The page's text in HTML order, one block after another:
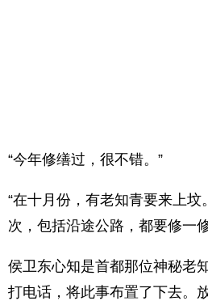
“今年修缮过，很不错。”
“在十月份，有老知青要来上
次，包括沿途公路，都要修一
侯卫东心知是首都那位神秘老
打电话，将此事布置了下去。